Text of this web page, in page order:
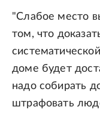
"Слабое место
том, что
доме будет
надо собирать
штрафовать